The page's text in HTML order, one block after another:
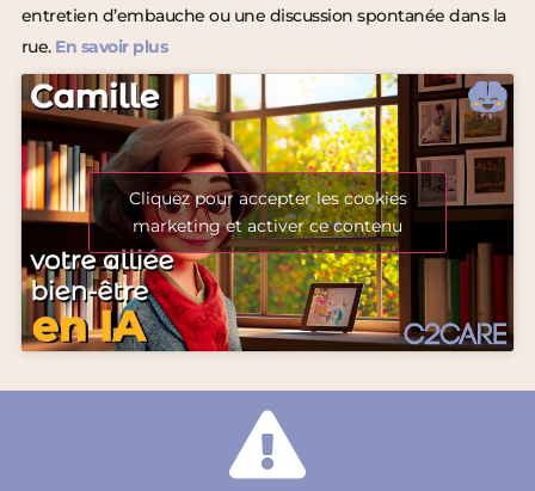
Cliquez pour accepter les cookies
marketing et activer ce contenu
entretien d’embauche ou une discussion spontanée dans la
rue. En savoir plus